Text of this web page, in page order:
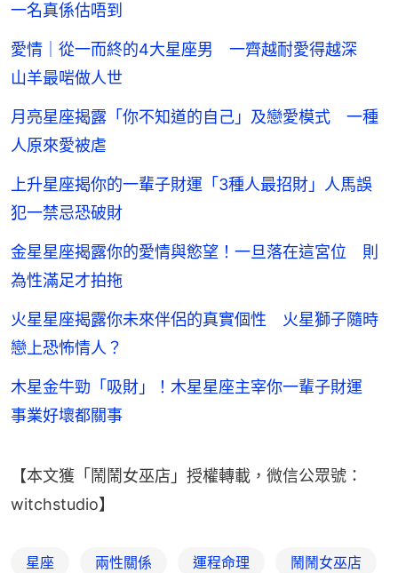
一名真係估唔到
愛情｜從一而終的4大星座男 一齊越耐愛得越深
山羊最啱做人世
月亮星座揭露「你不知道的自己」及戀愛模式 一種
人原來愛被虐
上升星座揭你的一輩子財運「3種人最招財」人馬誤
犯一禁忌恐破財
金星星座揭露你的愛情與慾望！一旦落在這宮位 則
為性滿足才拍拖
火星星座揭露你未來伴侶的真實個性 火星獅子隨時
戀上恐怖情人？
木星金牛勁「吸財」！木星星座主宰你一輩子財運
事業好壞都關事
【本文獲「鬧鬧女巫店」授權轉載，微信公眾號：
witchstudio】
星座 兩性關係 運程命理 鬧鬧女巫店